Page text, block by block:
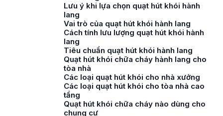
Lưu ý khi lựa chọn quạt hút khói hành
lang
Vai trò của quạt hút khói hành lang
Cách tính lưu lượng quạt hút khói hành
lang
Tiêu chuẩn quạt hút khói hành lang
Quạt hút khói chữa cháy hành lang cho
tòa nhà
Các loại quạt hút khói cho nhà xưởng
Các loại quạt hút khói cho tòa nhà cao
tầng
Quạt hút khói chữa cháy nào dùng cho
chung cư